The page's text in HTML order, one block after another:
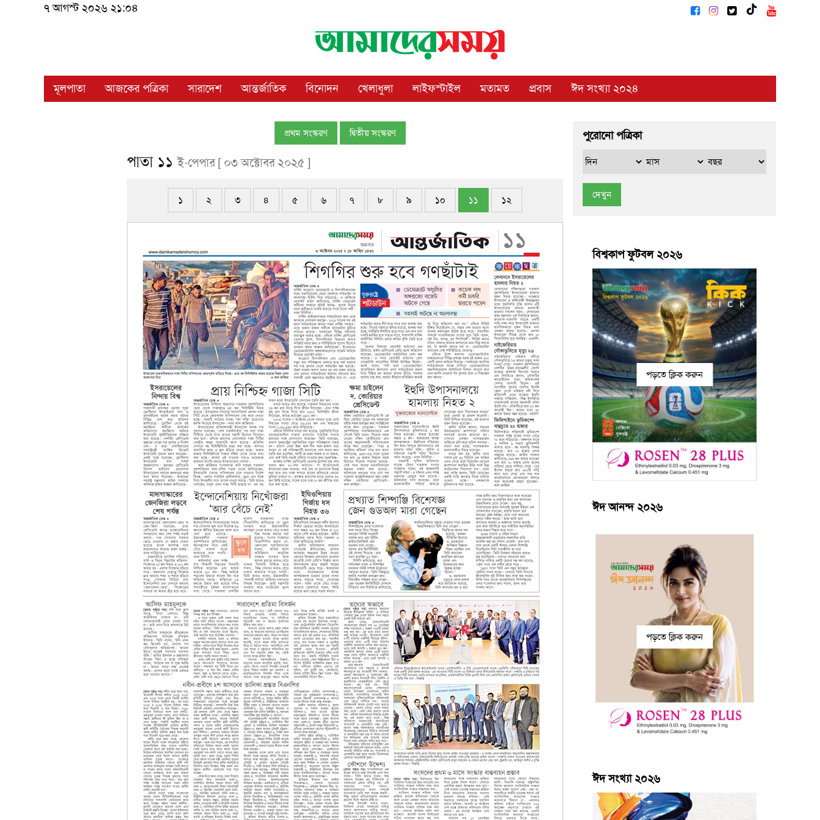
৭ আগস্ট ২০২৬ ২১:০৪
মূলপাতা আজকের পত্রিকা সারাদেশ আন্তর্জাতিক বিনোদন খেলাধুলা লাইফস্টাইল মতামত প্রবাস ঈদ সংখ্যা ২০২৪
পুরোনো পত্রিকা
দেখুন
বিশ্বকাপ ফুটবল ২০২৬
পড়তে ক্লিক করুন
ঈদ আনন্দ ২০২৬
পড়তে ক্লিক করুন
ঈদ সংখ্যা ২০২৬
প্রথম সংস্করণ দ্বিতীয় সংস্করণ
পাতা ১১ই-পেপার [ ০৩ অক্টোবর ২০২৫ ]
১ ২ ৩ ৪ ৫ ৬ ৭ ৮ ৯ ১০ ১১ ১২